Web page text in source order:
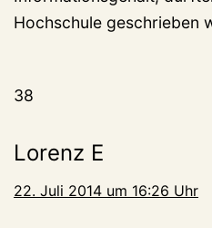
Hochschule geschrieben
38
Lorenz E
22. Juli 2014 um 16:26 Uhr